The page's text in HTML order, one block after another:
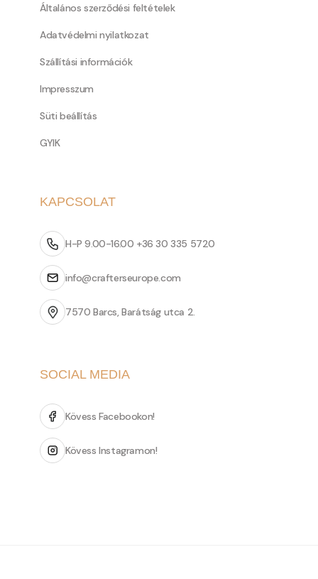
Általános szerződési feltételek
Adatvédelmi nyilatkozat
Szállítási információk
Impresszum
Süti beállítás
GYIK
KAPCSOLAT
H-P 9.00-16.00 +36 30 335 5720
info@crafterseurope.com
7570 Barcs, Barátság utca 2.
SOCIAL MEDIA
Kövess Facebookon!
Kövess Instagramon!